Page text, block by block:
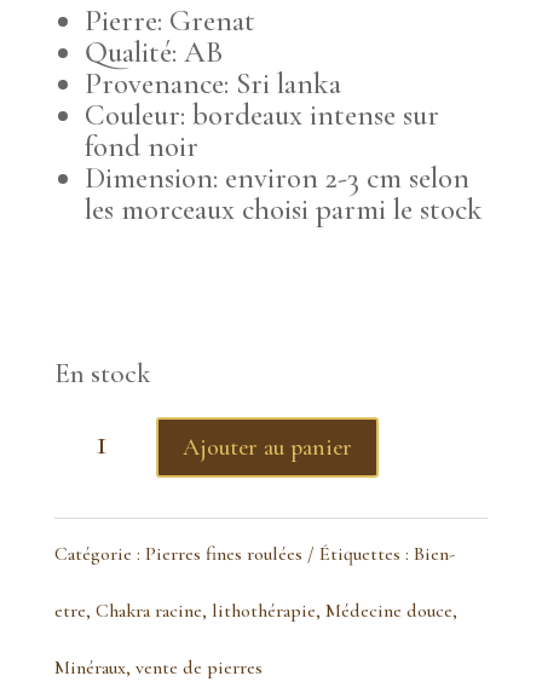
Pierre: Grenat
Qualité: AB
Provenance: Sri lanka
Couleur: bordeaux intense sur
fond noir
Dimension: environ 2-3 cm selon
les morceaux choisi parmi le stock
En stock
Grenat
pierre
roulée
Ajouter au panier
Catégorie : Pierres fines roulées Étiquettes : Bien-
etre, Chakra racine, lithothérapie, Médecine douce,
Minéraux, vente de pierres